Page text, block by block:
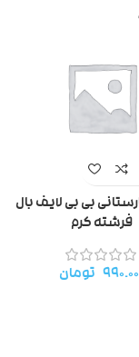
بی بی لایف بال
فرشته کرم
تومان